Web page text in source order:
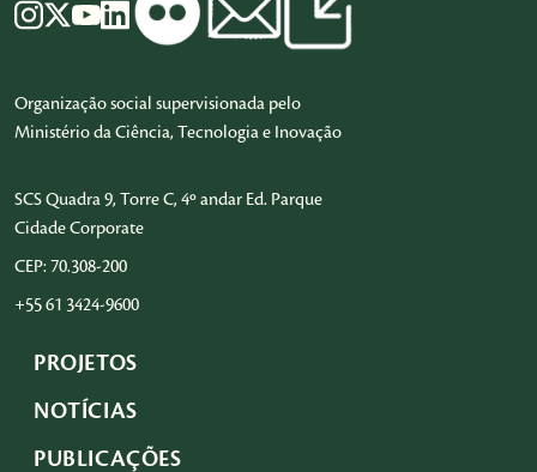
Organização social supervisionada pelo
Ministério da Ciência, Tecnologia e Inovação
SCS Quadra 9, Torre C, 4º andar Ed. Parque
Cidade Corporate
CEP: 70.308-200
+55 61 3424-9600
PROJETOS
NOTÍCIAS
PUBLICAÇÕES